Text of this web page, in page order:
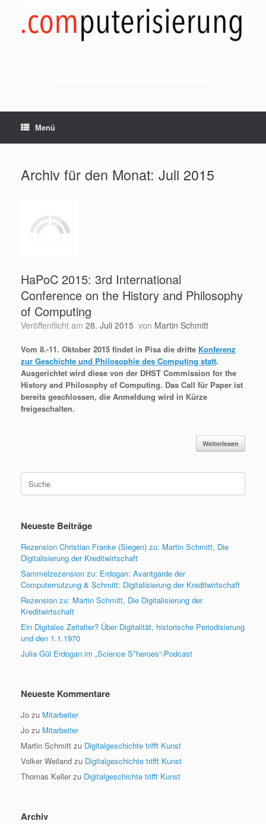
springen
Menü
Archiv für den Monat: Juli 2015
HaPoC 2015: 3rd International
Conference on the History and Philosophy
of Computing
Veröffentlicht am 28. Juli 2015 von Martin Schmitt
Vom 8.-11. Oktober 2015 findet in Pisa die dritte Konferenz
zur Geschichte und Philosophie des Computing statt.
Ausgerichtet wird diese von der DHST Commission for the
History and Philosophy of Computing. Das Call für Paper ist
bereits geschlossen, die Anmeldung wird in Kürze
freigeschalten.
Weiterlesen
nach:
Neueste Beiträge
Rezension Christian Franke (Siegen) zu: Martin Schmitt, Die
Digitalisierung der Kreditwirtschaft
Sammelzezension zu: Erdogan: Avantgarde der
Computernutzung & Schmitt: Digitalisierung der Kreditwirtschaft
Rezension zu: Martin Schmitt, Die Digitalisierung der
Kreditwirtschaft
Ein Digitales Zeitalter? Über Digitalität, historische Periodisierung
und den 1.1.1970
Julia Gül Erdogan im „Science S*heroes“-Podcast
Neueste Kommentare
Jo zu Mitarbeiter
Jo zu Mitarbeiter
Martin Schmitt zu Digitalgeschichte trifft Kunst
Volker Weiland zu Digitalgeschichte trifft Kunst
Thomas Kellerzu Digitalgeschichte trifft Kunst
Archiv